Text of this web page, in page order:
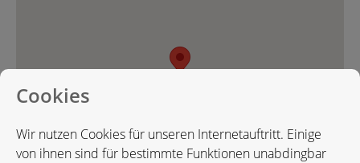
Cookies
Wir nutzen Cookies für unseren Internetauftritt. Einige
von ihnen sind für bestimmte Funktionen unabdingbar